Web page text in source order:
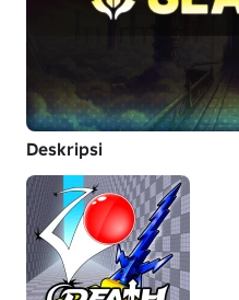
Deskripsi